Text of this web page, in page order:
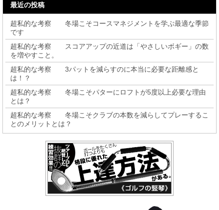
最近の投稿
超私的な考察 冬場こそコースマネジメントを学ぶ最適な季節
です
超私的な考察 スコアアップの近道は「やさしいボギー」の数
を増やすこと。
超私的な考察 3パットを減らすのに本当に必要な距離感と
は！？
超私的な考察 冬場こそパターにロフトが5度以上必要な理由
とは？
超私的な考察 冬場こそクラブの本数を減らしてプレーするこ
とのメリットとは？